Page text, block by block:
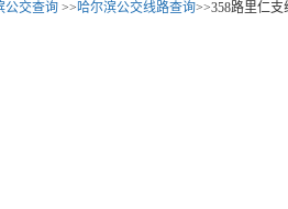
公交查询 >>哈尔滨公交线路查询>>358路里仁支